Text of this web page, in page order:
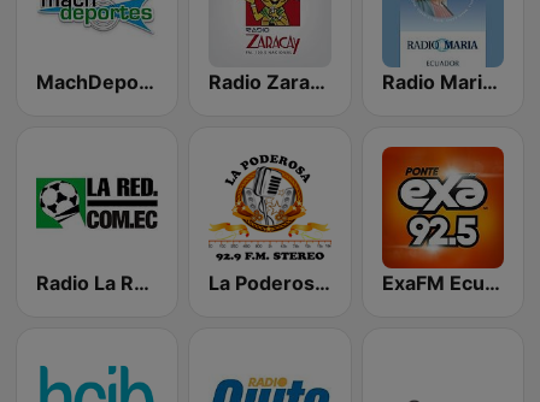
MachDeportes Radio Zaracay Radio Maria Ecuador
Radio La Red 102.1 FM La Poderosa Radio 92.9 FM ExaFM Ecuador